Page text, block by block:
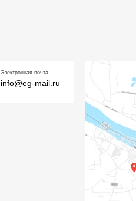
Электронная почта
info@eg-mail.ru